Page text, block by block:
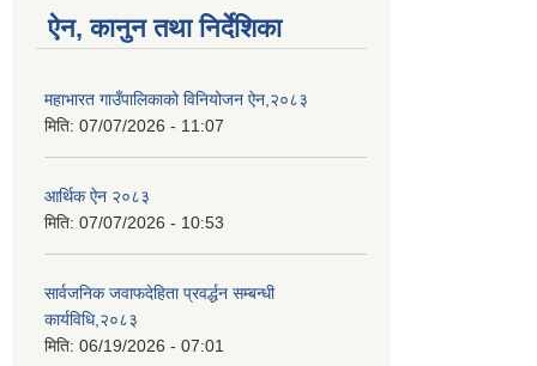
ऐन, कानुन तथा निर्देशिका
महाभारत गाउँपालिकाको विनियोजन ऐन,२०८३
मिति: 07/07/2026 - 11:07
आर्थिक ऐन २०८३
मिति: 07/07/2026 - 10:53
सार्वजनिक जवाफदेहिता प्रवर्द्धन सम्बन्धी
कार्यविधि,२०८३
मिति: 06/19/2026 - 07:01